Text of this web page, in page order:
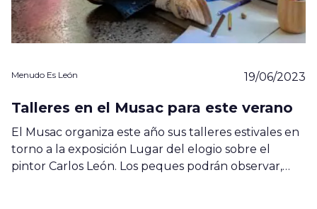
Menudo Es León 19/06/2023
Talleres en el Musac para este verano
El Musac organiza este año sus talleres estivales en
torno a la exposición Lugar del elogio sobre el
pintor Carlos León. Los peques podrán observar,…